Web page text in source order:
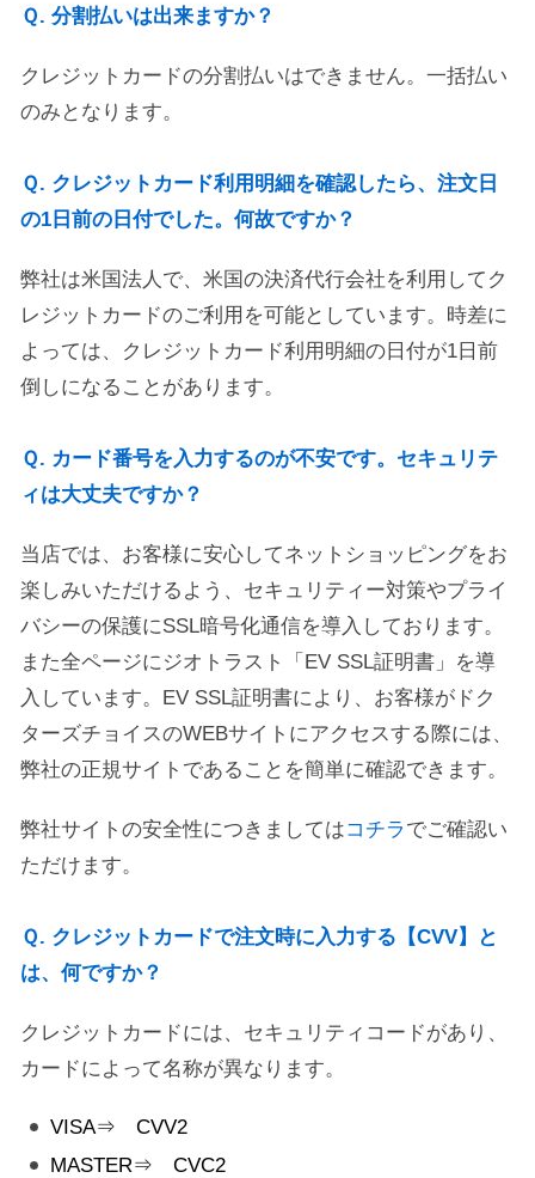
Ｑ. 分割払いは出来ますか？
クレジットカードの分割払いはできません。一括払い
のみとなります。
Ｑ. クレジットカード利用明細を確認したら、注文日
の1日前の日付でした。何故ですか？
弊社は米国法人で、米国の決済代行会社を利用してク
レジットカードのご利用を可能としています。時差に
よっては、クレジットカード利用明細の日付が1日前
倒しになることがあります。
Ｑ. カード番号を入力するのが不安です。セキュリテ
ィは大丈夫ですか？
当店では、お客様に安心してネットショッピングをお
楽しみいただけるよう、セキュリティー対策やプライ
バシーの保護にSSL暗号化通信を導入しております。
また全ページにジオトラスト「EV SSL証明書」を導
入しています。EV SSL証明書により、お客様がドク
ターズチョイスのWEBサイトにアクセスする際には、
弊社の正規サイトであることを簡単に確認できます。
弊社サイトの安全性につきましてはコチラ でご確認い
ただけます。
Ｑ. クレジットカードで注文時に入力する【CVV】と
は、何ですか？
クレジットカードには、セキュリティコードがあり、
カードによって名称が異なります。
VISA⇒ CVV2
MASTER⇒ CVC2